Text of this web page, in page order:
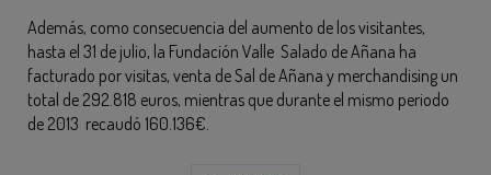
Además, como consecuencia del aumento de los visitantes,
hasta el 31 de julio, la Fundación Valle Salado de Añana ha
facturado por visitas, venta de Sal de Añana y merchandising un
total de 292.818 euros, mientras que durante el mismo periodo
de 2013 recaudó 160.136€.